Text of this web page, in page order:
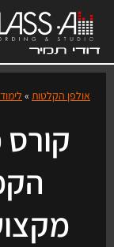
אולפן הקלטות »
קורס